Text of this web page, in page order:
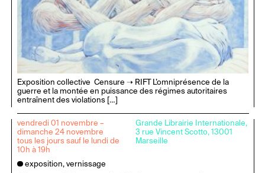
Exposition collective Censure ➝ RIFT L’omniprésence de la
guerre et la montée en puissance des régimes autoritaires
entraînent des violations […]
vendredi 01 novembre –
dimanche 24 novembre
tous les jours sauf le lundi de
10h à 19h
Grande Librairie Internationale,
3 rue Vincent Scotto, 13001
Marseille
exposition, vernissage